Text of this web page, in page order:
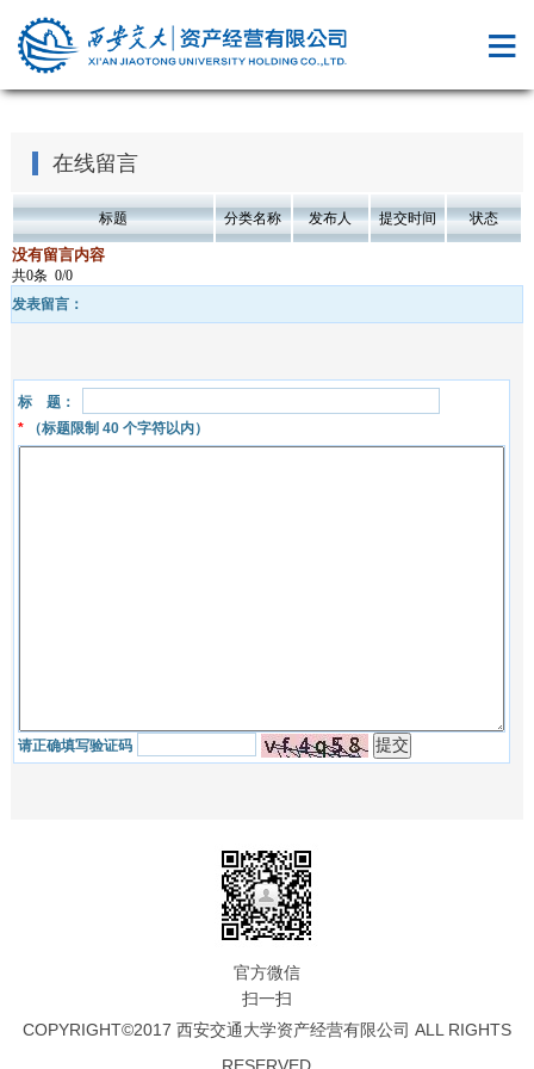
在线留言
标题 分类名称 发布人 提交时间 状态
没有留言内容
共0条 0/0
发表留言：
标 题：
*（标题限制 40个字符以内）
请正确填写验证码
官方微信
扫一扫
COPYRIGHT©2017 西安交通大学资产经营有限公司 ALL RIGHTS